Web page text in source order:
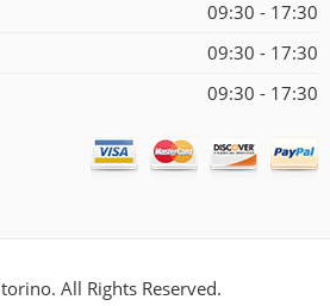
09:30 - 17:30
09:30 - 17:30
09:30 - 17:30
All Rights Reserved.